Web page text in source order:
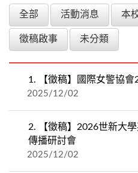
全部 活動消息 本
徵稿啟事 未分類
1. 【徵稿】國際女警協
2025/12/02
2.
【徵稿】2026世新大
傳播研討會
2025/12/02